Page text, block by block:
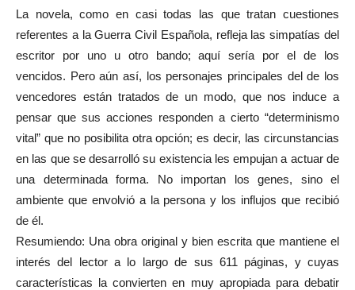
La novela, como en casi todas las que tratan cuestiones
referentes a la Guerra Civil Española, refleja las simpatías del
escritor por uno u otro bando; aquí sería por el de los
vencidos. Pero aún así, los personajes principales del de los
vencedores están tratados de un modo, que nos induce a
pensar que sus acciones responden a cierto “determinismo
vital” que no posibilita otra opción; es decir, las circunstancias
en las que se desarrolló su existencia les empujan a actuar de
una determinada forma. No importan los genes, sino el
ambiente que envolvió a la persona y los influjos que recibió
de él.
Resumiendo: Una obra original y bien escrita que mantiene el
interés del lector a lo largo de sus 611 páginas, y cuyas
características la convierten en muy apropiada para debatir